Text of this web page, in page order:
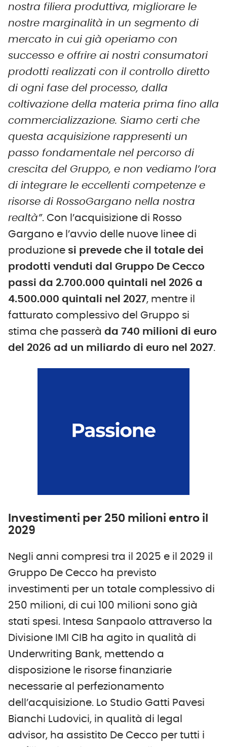
nostra filiera produttiva, migliorare le
nostre marginalità in un segmento di
mercato in cui già operiamo con
successo e offrire ai nostri consumatori
prodotti realizzati con il controllo diretto
di ogni fase del processo, dalla
coltivazione della materia prima fino alla
commercializzazione. Siamo certi che
questa acquisizione rappresenti un
passo fondamentale nel percorso di
crescita del Gruppo, e non vediamo l’ora
di integrare le eccellenti competenze e
risorse di RossoGargano nella nostra
realtà”. Con l’acquisizione di Rosso
Gargano e l’avvio delle nuove linee di
produzione si prevede che il totale dei
prodotti venduti dal Gruppo De Cecco
passi da 2.700.000 quintali nel 2026 a
4.500.000 quintali nel 2027, mentre il
fatturato complessivo del Gruppo si
stima che passerà da 740 milioni di euro
del 2026 ad un miliardo di euro nel 2027.
Investimenti per 250 milioni entro il
2029
Negli anni compresi tra il 2025 e il 2029 il
Gruppo De Cecco ha previsto
investimenti per un totale complessivo di
250 milioni, di cui 100 milioni sono già
stati spesi. Intesa Sanpaolo attraverso la
Divisione IMI CIB ha agito in qualità di
Underwriting Bank, mettendo a
disposizione le risorse finanziarie
necessarie al perfezionamento
dell’acquisizione. Lo Studio Gatti Pavesi
Bianchi Ludovici, in qualità di legal
advisor, ha assistito De Cecco per tutti i